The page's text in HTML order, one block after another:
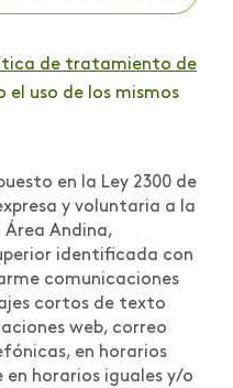
de tratamiento de
el uso de los mismos
en la Ley 2300 de
y voluntaria a la
Área Andina,
identificada con
comunicaciones
cortos de texto
web, correo
en horarios
horarios iguales y/o